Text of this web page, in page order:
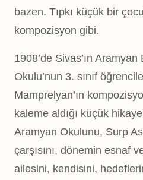
bazen. Tıpkı küçük bir
kompozisyon gibi.
1908’de Sivas’ın
Okulu’nun 3. sınıf
Mamprelyan’ın
kaleme aldığı küçük
Aramyan Okulunu, Surp
çarşısını, dönemin esnaf
ailesini, kendisini,